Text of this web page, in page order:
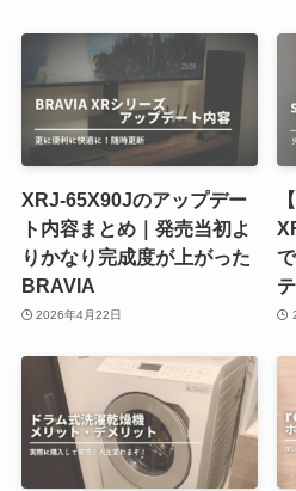
XRJ-65X90Jのアップデー
ト内容まとめ｜発売当初よ
りかなり完成度が上がった
BRAVIA
2026年4月22日